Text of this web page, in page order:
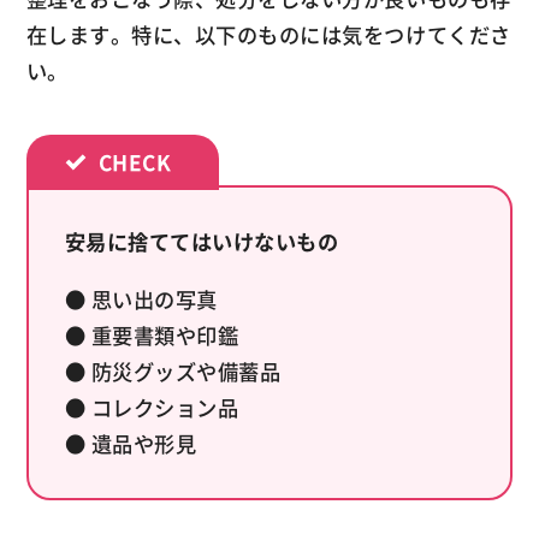
在します。特に、以下のものには気をつけてくださ
い。
安易に捨ててはいけないもの
● 思い出の写真
● 重要書類や印鑑
● 防災グッズや備蓄品
● コレクション品
● 遺品や形見